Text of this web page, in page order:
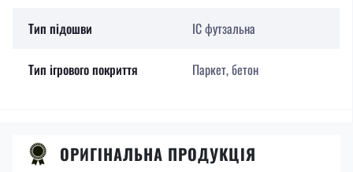
Тип підошви IC футзальна
Тип ігрового покриття Паркет, бетон
ОРИГІНАЛЬНА ПРОДУКЦІЯ